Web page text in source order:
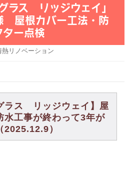
ラス リッジウェイ」
屋根カバー工法・防
ー点検
熱リノベーション
ラス リッジウェイ】屋
水工事が終わって3年が
2025.12.9）